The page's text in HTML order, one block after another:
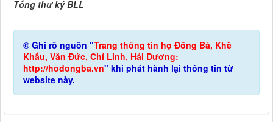
Tổng thư ký BLL
© Ghi rõ nguồn "Trang thông tin họ Đồng Bá, Khê
Khẩu, Văn Đức, Chí Linh, Hải Dương:
http://hodongba.vn" khi phát hành lại thông tin từ
website này.